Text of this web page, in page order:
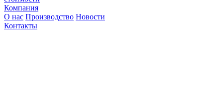
Компания
О нас Производство Новости
Контакты